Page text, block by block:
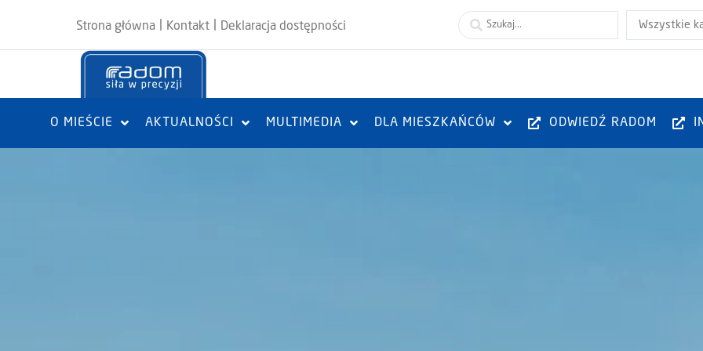
Strona główna Kontakt Deklaracja dostępności Wszystkie
O MIEŚCIE AKTUALNOŚCI MULTIMEDIA DLA MIESZKAŃCÓW ODWIEDŹ RADOM